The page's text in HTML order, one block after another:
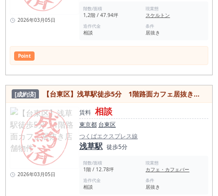
2026年03月05日
階数/面積
1,2階 / 47.94坪
現業態
スケルトン
造作代金
相談
条件
居抜き
Point
[成約済] 【台東区】浅草駅徒歩5分 1階路面カフェ居抜き店舗物件
2026年03月05日
賃料 相談
東京都 台東区
つくばエクスプレス線
浅草駅 徒歩5分
階数/面積
1階 / 12.78坪
現業態
カフェ・カフェバー
造作代金
相談
条件
居抜き